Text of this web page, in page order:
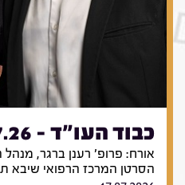
כבוד העו"ד - 17.07.26
אורח: פרופ' רענן ברגר,
הסרטן המרכז הרפואי שיבא